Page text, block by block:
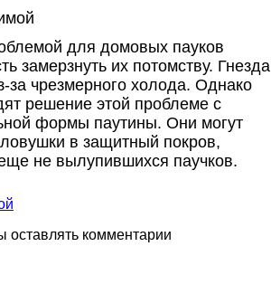
для домовых пауков
замерзнуть их потомству. Гнезда
за чрезмерного холода. Однако
решение этой проблеме с
формы паутины. Они могут
в защитный покров,
не вылупившихся паучков.
оставлять комментарии